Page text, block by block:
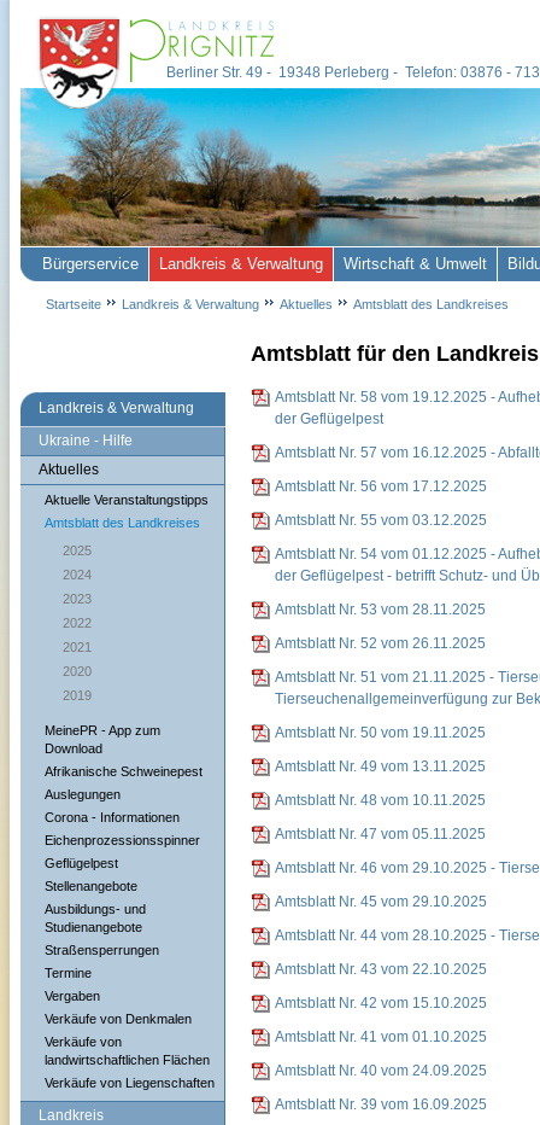
Landkreis & Verwaltung
Ukraine - Hilfe
Aktuelles
Aktuelle Veranstaltungstipps
Amtsblatt des Landkreises
2025
2024
2023
2022
2021
2020
2019
MeinePR - App zum
Download
Afrikanische Schweinepest
Auslegungen
Corona - Informationen
Eichenprozessionsspinner
Geflügelpest
Stellenangebote
Ausbildungs- und
Studienangebote
Straßensperrungen
Termine
Vergaben
Verkäufe von Denkmalen
Verkäufe von
landwirtschaftlichen Flächen
Verkäufe von Liegenschaften
Landkreis
Amtsblatt für den
Amtsblatt Nr. 58 vom 19.12.2025 -
der Geflügelpest
Amtsblatt Nr. 57 vom 16.12.2025 -
Amtsblatt Nr. 56 vom 17.12.2025
Amtsblatt Nr. 55 vom 03.12.2025
Amtsblatt Nr. 54 vom 01.12.2025 -
der Geflügelpest - betrifft Schutz- und
Amtsblatt Nr. 53 vom 28.11.2025
Amtsblatt Nr. 52 vom 26.11.2025
Amtsblatt Nr. 51 vom 21.11.2025 -
Tierseuchenallgemeinverfügung zur
Amtsblatt Nr. 50 vom 19.11.2025
Amtsblatt Nr. 49 vom 13.11.2025
Amtsblatt Nr. 48 vom 10.11.2025
Amtsblatt Nr. 47 vom 05.11.2025
Amtsblatt Nr. 46 vom 29.10.2025 -
Amtsblatt Nr. 45 vom 29.10.2025
Amtsblatt Nr. 44 vom 28.10.2025 -
Amtsblatt Nr. 43 vom 22.10.2025
Amtsblatt Nr. 42 vom 15.10.2025
Amtsblatt Nr. 41 vom 01.10.2025
Amtsblatt Nr. 40 vom 24.09.2025
Amtsblatt Nr. 39 vom 16.09.2025
Berliner Str. 49 - 19348 Perleberg - Telefon: 03876 -
Bürgerservice Landkreis & Verwaltung Wirtschaft & Umwelt
Startseite Landkreis & Verwaltung Aktuelles Amtsblatt des Landkreises